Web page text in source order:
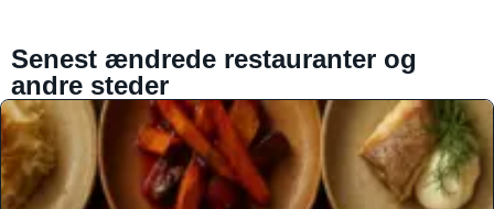
Senest ændrede restauranter og
andre steder